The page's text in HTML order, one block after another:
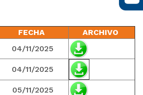
FECHA
ARCHIVO
04/11/2025
04/11/2025
05/11/2025